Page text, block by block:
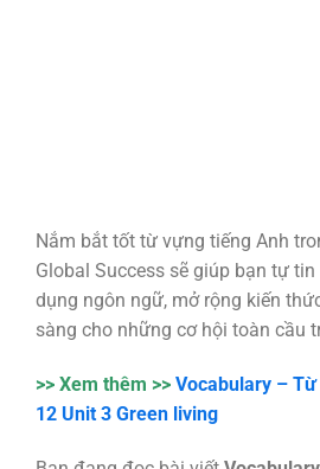
Nắm bắt tốt từ vựng tiếng Anh
Global Success sẽ giúp bạn tự
dụng ngôn ngữ, mở rộng kiến
sàng cho những cơ hội toàn cầu
>> Xem thêm >> Vocabulary –
12 Unit 3 Green living